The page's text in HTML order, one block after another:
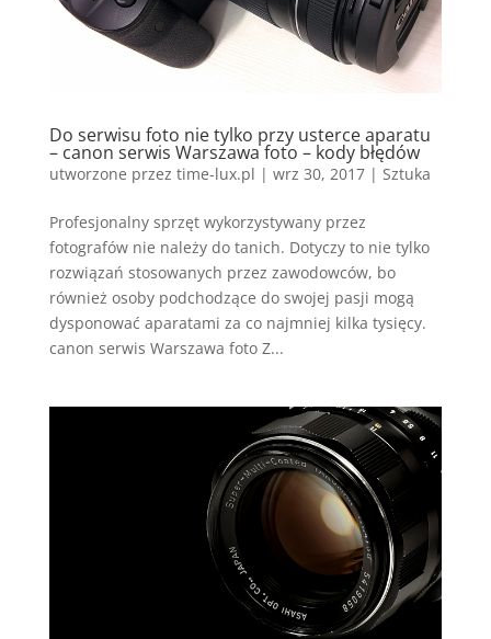
Do serwisu foto nie tylko przy usterce aparatu
– canon serwis Warszawa foto – kody błędów
utworzone przez time-lux.pl | wrz 30, 2017| Sztuka
Profesjonalny sprzęt wykorzystywany przez
fotografów nie należy do tanich. Dotyczy to nie tylko
rozwiązań stosowanych przez zawodowców, bo
również osoby podchodzące do swojej pasji mogą
dysponować aparatami za co najmniej kilka tysięcy.
canon serwis Warszawa foto Z...